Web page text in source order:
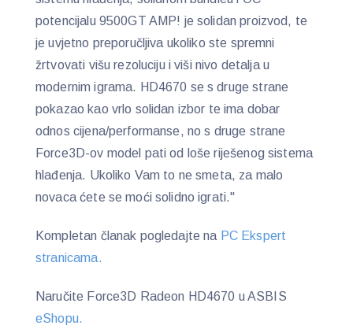
potencijalu 9500GT AMP! je solidan proizvod, te
je uvjetno preporučljiva ukoliko ste spremni
žrtvovati višu rezoluciju i viši nivo detalja u
modernim igrama. HD4670 se s druge strane
pokazao kao vrlo solidan izbor te ima dobar
odnos cijena/performanse, no s druge strane
Force3D-ov model pati od loše riješenog sistema
hlađenja. Ukoliko Vam to ne smeta, za malo
novaca ćete se moći solidno igrati."
Kompletan članak pogledajte na PC Ekspert
stranicama.
Naručite Force3D Radeon HD4670 u ASBIS
eShopu.